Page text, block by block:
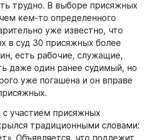
трудно. В выборе присяжных
кем-то определенного
уже известно, что
в суд 30 присяжных более
есть рабочие, служащие,
даже один ранее судимый, но
уже погашена и он вправе
участием присяжных
традиционными словами:
Объявляется, что подлежит